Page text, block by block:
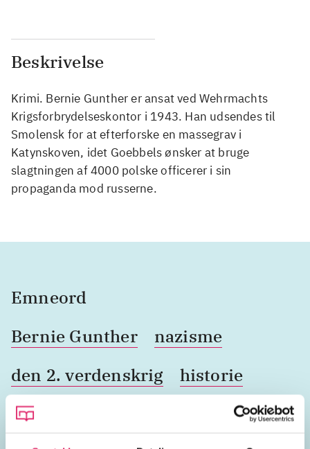
Beskrivelse
Krimi. Bernie Gunther er ansat ved Wehrmachts
Krigsforbrydelseskontor i 1943. Han udsendes til
Smolensk for at efterforske en massegrav i
Katynskoven, idet Goebbels ønsker at bruge
slagtningen af 4000 polske officerer i sin
propaganda mod russerne.
Emneord
Bernie Gunther
nazisme
den 2. verdenskrig
historie
krimi